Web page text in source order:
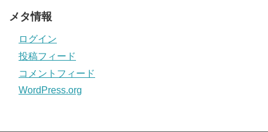
メタ情報
ログイン
投稿フィード
コメントフィード
WordPress.org